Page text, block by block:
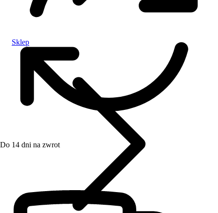
Do 14 dni na zwrot
Sklep